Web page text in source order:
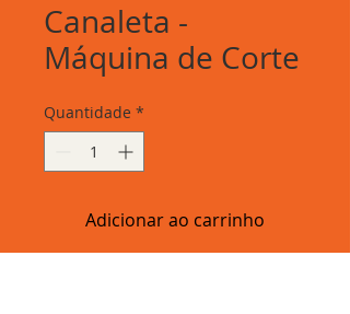
Canaleta -
Máquina de Corte
Quantidade *
Adicionar ao carrinho